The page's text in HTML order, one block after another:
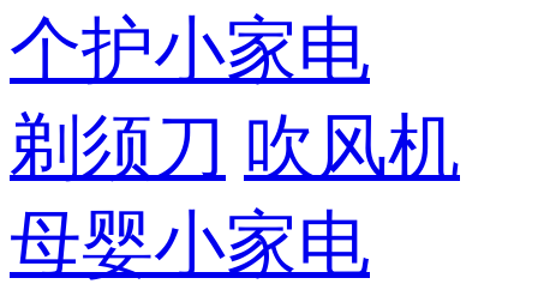
个护小家电
剃须刀 吹风机
母婴小家电